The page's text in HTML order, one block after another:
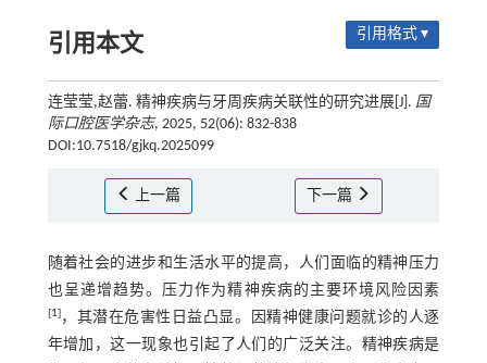
引用本文 引用格式 ▾
连莹莹,赵蕾. 精神疾病与牙周疾病关联性的研究进展[J]. 国
际口腔医学杂志, 2025, 52(06): 832-838
DOI:10.7518/gjkq.2025099
上一篇 下一篇
随着社会的进步和生活水平的提高，人们面临的精神压力
也呈递增趋势。压力作为精神疾病的主要环境风险因素
[1]，其潜在危害性日益凸显。因精神健康问题就诊的人逐
年增加，这一现象也引起了人们的广泛关注。精神疾病是